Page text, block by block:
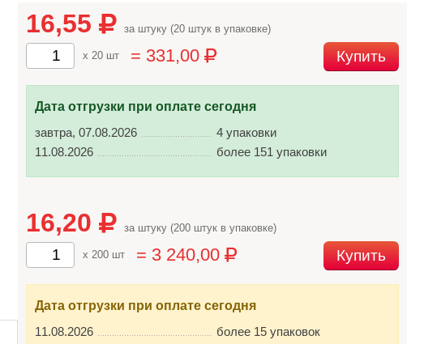
16,55 за штуку (20 штук в упаковке)
x 20 шт = 331,00 Купить
Дата отгрузки при оплате сегодня
завтра, 07.08.2026
4 упаковки
11.08.2026
более 151 упаковки
16,20 за штуку (200 штук в упаковке)
x 200 шт = 3 240,00 Купить
Дата отгрузки при оплате сегодня
11.08.2026
более 15 упаковок